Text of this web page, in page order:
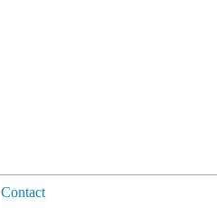
Contact